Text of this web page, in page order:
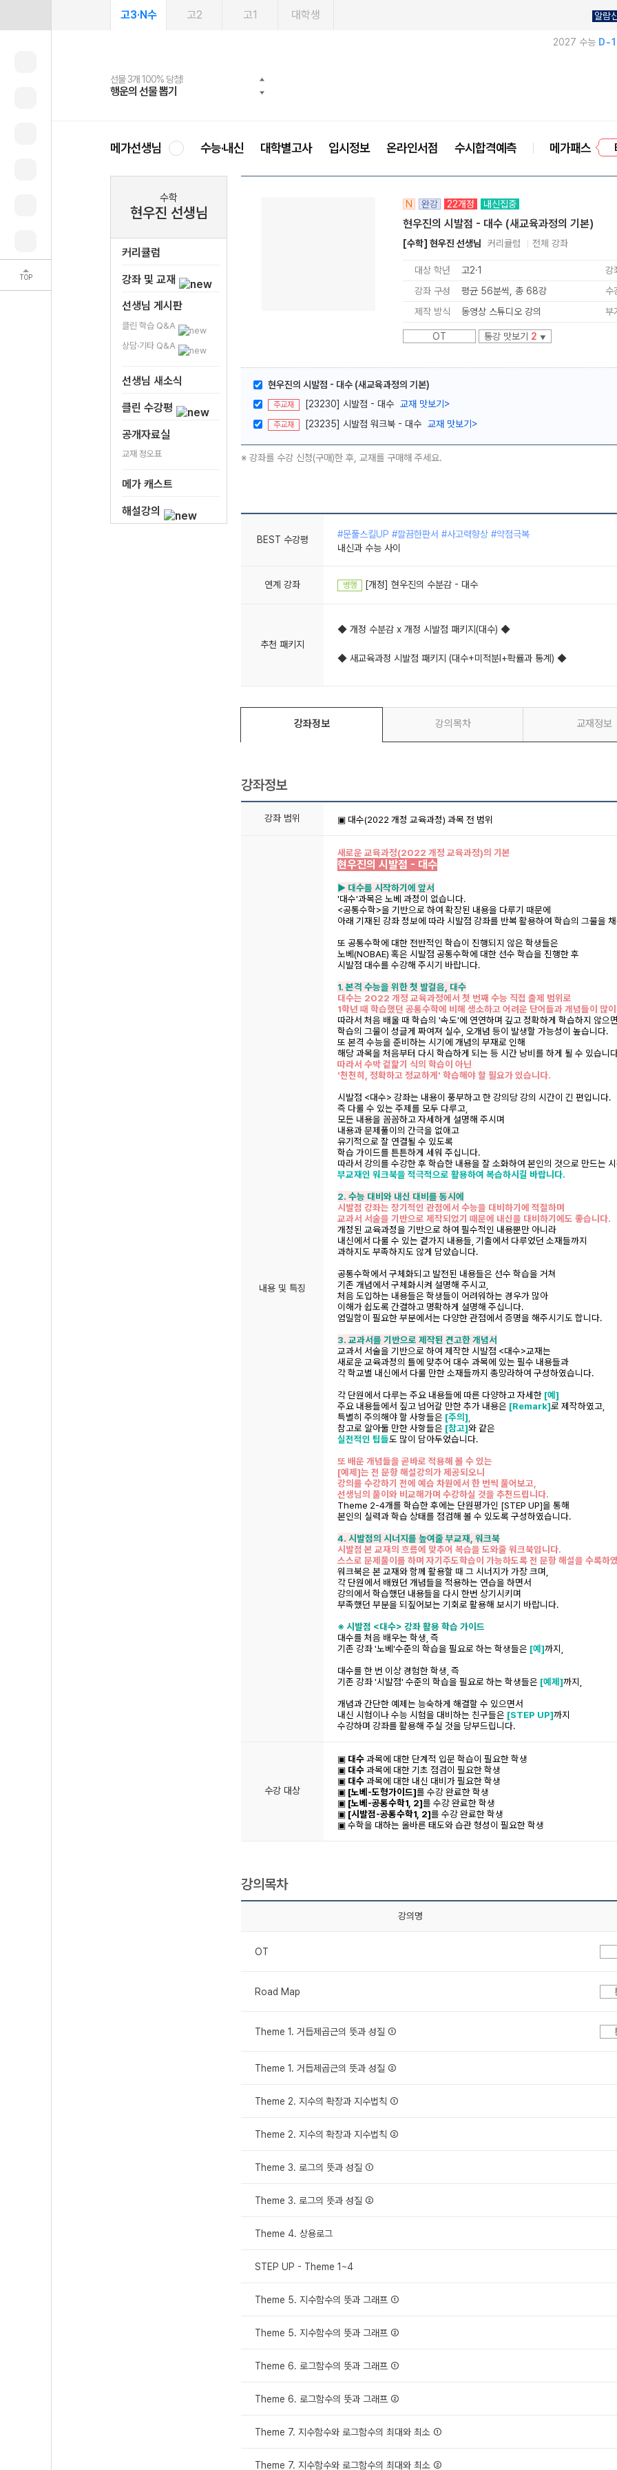
TOP
고3·N수 고2 고1 대학생 알람
2027 수능 D-
선물 3개 100% 당첨!
행운의 선물 뽑기
선물 100% 증정!
메가스터디 X 올리브
여름방학 스터디 캐시백
메가런 썸머스쿨
2027 러셀 단과
강사 공개선발
스마트러닝앱
설문 EVENT
메가패스
3일 무료 체험권
메가패스 수강생 무료혜택!
메가클럽 멤버십
사회공헌 캠페인
희망이룸 메가나눔
메가선생님 수능·내신 대학별고사 입시정보 온라인서점 수시합격예측 메가패스
수학
현우진 선생님
커리큘럼
강좌 및 교재
선생님 게시판
클린 학습 Q&A
상담·기타 Q&A
선생님 새소식
클린 수강평
공개자료실
교재 정오표
메가 캐스트
해설강의
N 완강 22개정 내신집중
현우진의 시발점 - 대수 (새교육과정의 기본)
[수학] 현우진 선생님 커리큘럼 전체 강좌
대상 학년 고2·1 강
강좌 구성
평균 56분씩, 총 68강 수
제작 방식
동영상 스튜디오 강의 부
OT 통강 맛보기 2 ▼
현우진의 시발점 - 대수 (새교육과정의 기본)
주교재 [23230] 시발점 - 대수 교재 맛보기 >
주교재 [23235] 시발점 워크북 - 대수 교재 맛보기 >
※ 강좌를 수강 신청(구매)한 후, 교재를 구매해 주세요.
BEST 수강평
내신과 수능 사이
#꼼꼼한개념 #문풀스킬UP #사고력향상 #시간단축
우리는 제법 머리가 좋대
연계 강좌 병행 [개정] 현우진의 수분감 - 대수
추천 패키지
◆ 개정 수분감 x 개정 시발점 패키지(대수) ◆
◆ 새교육과정 시발점 패키지 (대수+미적분l+확률과 통계) ◆
강좌정보 강의목차 교재정보
강좌정보
강좌 범위 ▣ 대수(2022 개정 교육과정) 과목 전 범위
내용 및 특징
새로운 교육과정(2022 개정 교육과정)의 기본
현우진의 시발점 - 대수
▶ 대수를 시작하기에 앞서
'대수'과목은 노베 과정이 없습니다.
<공통수학>을 기반으로 하여 확장된 내용을 다루기 때문에
아래 기재된 강좌 정보에 따라 시발점 강좌를 반복 활용하여 학습의 그물을
또 공통수학에 대한 전반적인 학습이 진행되지 않은 학생들은
노베(NOBAE) 혹은 시발점 공통수학에 대한 선수 학습을 진행한 후
시발점 대수를 수강해 주시기 바랍니다.
1. 본격 수능을 위한 첫 발걸음, 대수
대수는 2022 개정 교육과정에서 첫 번째 수능 직접 출제 범위로
1학년 때 학습했던 공통수학에 비해 생소하고 어려운 단어들과 개념들이 많
따라서 처음 배울 때 학습의 '속도'에 연연하며 깊고 정확하게 학습하지 않으면
학습의 그물이 성글게 짜여져 실수, 오개념 등이 발생할 가능성이 높습니다.
또 본격 수능을 준비하는 시기에 개념의 부재로 인해
해당 과목을 처음부터 다시 학습하게 되는 등 시간 낭비를 하게 될 수 있습니
따라서 수박 겉핥기 식의 학습이 아닌
'천천히, 정확하고 정교하게' 학습해야 할 필요가 있습니다.
시발점 <대수> 강좌는 내용이 풍부하고 한 강의당 강의 시간이 긴 편입니다.
즉 다룰 수 있는 주제를 모두 다루고,
모든 내용을 꼼꼼하고 자세하게 설명해 주시며
내용과 문제풀이의 간극을 없애고
유기적으로 잘 연결될 수 있도록
학습 가이드를 튼튼하게 세워 주십니다.
따라서 강의를 수강한 후 학습한 내용을 잘 소화하여 본인의 것으로 만드는
부교재인 워크북을 적극적으로 활용하여 복습하시길 바랍니다.
2. 수능 대비와 내신 대비를 동시에
시발점 강좌는 장기적인 관점에서 수능을 대비하기에 적절하며
교과서 서술을 기반으로 제작되었기 때문에 내신을 대비하기에도 좋습니다.
개정된 교육과정을 기반으로 하여 필수적인 내용뿐만 아니라
내신에서 다룰 수 있는 곁가지 내용들, 기출에서 다루었던 소재들까지
과하지도 부족하지도 않게 담았습니다.
공통수학에서 구체화되고 발전된 내용들은 선수 학습을 거쳐
기존 개념에서 구체화시켜 설명해 주시고,
처음 도입하는 내용들은 학생들이 어려워하는 경우가 많아
이해가 쉽도록 간결하고 명확하게 설명해 주십니다.
엄밀함이 필요한 부분에서는 다양한 관점에서 증명을 해주시기도 합니다.
3. 교과서를 기반으로 제작된 견고한 개념서
교과서 서술을 기반으로 하여 제작한 시발점 <대수>교재는
새로운 교육과정의 틀에 맞추어 대수 과목에 있는 필수 내용들과
각 학교별 내신에서 다룰 만한 소재들까지 총망라하여 구성하였습니다.
각 단원에서 다루는 주요 내용들에 따른 다양하고 자세한 [예]
주요 내용들에서 짚고 넘어갈 만한 추가 내용은 [Remark]로 제작하였고,
특별히 주의해야 할 사항들은 [주의]
참고로 알아둘 만한 사항들은 [참고]와 같은
실전적인 팁들도 많이 담아두었습니다.
또 배운 개념들을 곧바로 적용해 볼 수 있는
[예제]는 전 문항 해설강의가 제공되오니
강의를 수강하기 전에 예습 차원에서 한 번씩 풀어보고,
선생님의 풀이와 비교해가며 수강하실 것을 추천드립니다.
Theme 2-4개를 학습한 후에는 단원평가인 [STEP UP]을 통해
본인의 실력과 학습 상태를 점검해 볼 수 있도록 구성하였습니다.
4. 시발점의 시너지를 높여줄 부교재, 워크북
시발점 본 교재의 흐름에 맞추어 복습을 도와줄 워크북입니다.
스스로 문제풀이를 하며 자기주도학습이 가능하도록 전 문항 해설을 수록하
워크북은 본 교재와 함께 활용할 때 그 시너지가 가장 크며,
각 단원에서 배웠던 개념들을 적용하는 연습을 하면서
강의에서 학습했던 내용들을 다시 한번 상기시키며
부족했던 부분을 되짚어보는 기회로 활용해 보시기 바랍니다.
※ 시발점 <대수> 강좌 활용 학습 가이드
대수를 처음 배우는 학생, 즉
기존 강좌 '노베'수준의 학습을 필요로 하는 학생들은 [예]까지,
대수를 한 번 이상 경험한 학생, 즉
기존 강좌 '시발점' 수준의 학습을 필요로 하는 학생들은 [예제]까지,
개념과 간단한 예제는 능숙하게 해결할 수 있으면서
내신 시험이나 수능 시험을 대비하는 친구들은 [STEP UP]까지
수강하며 강좌를 활용해 주실 것을 당부드립니다.
수강 대상
▣ 대수과목에 대한 단계적 입문 학습이 필요한 학생
▣ 대수과목에 대한 기초 점검이 필요한 학생
▣ 대수과목에 대한 내신 대비가 필요한 학생
▣ [노베-도형가이드]를 수강 완료한 학생
▣ [노베-공통수학1, 2]를 수강 완료한 학생
▣ [시발점-공통수학1, 2]를 수강 완료한 학생
▣ 수학을 대하는 올바른 태도와 습관 형성이 필요한 학생
강의목차
강의명
OT
Road Map
Theme 1. 거듭제곱근의 뜻과 성질 ①
Theme 1. 거듭제곱근의 뜻과 성질 ②
Theme 2. 지수의 확장과 지수법칙 ①
Theme 2. 지수의 확장과 지수법칙 ②
Theme 3. 로그의 뜻과 성질 ①
Theme 3. 로그의 뜻과 성질 ②
Theme 4. 상용로그
STEP UP - Theme 1~4
Theme 5. 지수함수의 뜻과 그래프 ①
Theme 5. 지수함수의 뜻과 그래프 ②
Theme 6. 로그함수의 뜻과 그래프 ①
Theme 6. 로그함수의 뜻과 그래프 ②
Theme 7. 지수함수와 로그함수의 최대와 최소 ①
Theme 7. 지수함수와 로그함수의 최대와 최소 ②